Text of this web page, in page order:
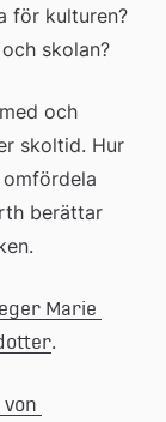
för kulturen?
skolan?
och
skoltid. Hur
berättar
Marie
.